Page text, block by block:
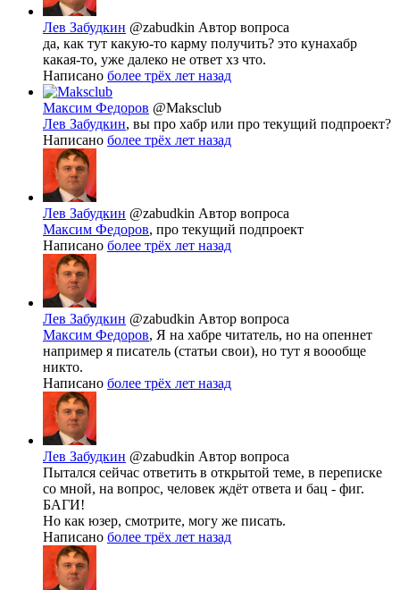
Лев Забудкин @zabudkin Автор вопроса
да, как тут какую-то карму получить? это кунахабр
какая-то, уже далеко не ответ хз что.
Написано более трёх лет назад
Максим Федоров @Maksclub
Лев Забудкин, вы про хабр или про текущий подпроект?
Написано более трёх лет назад
Лев Забудкин @zabudkin Автор вопроса
Максим Федоров, про текущий подпроект
Написано более трёх лет назад
Лев Забудкин @zabudkin Автор вопроса
Максим Федоров, Я на хабре читатель, но на опеннет
например я писатель (статьи свои), но тут я воообще
никто.
Написано более трёх лет назад
Лев Забудкин @zabudkin Автор вопроса
Пытался сейчас ответить в открытой теме, в переписке
со мной, на вопрос, человек ждёт ответа и бац - фиг.
БАГИ!
Но как юзер, смотрите, могу же писать.
Написано более трёх лет назад